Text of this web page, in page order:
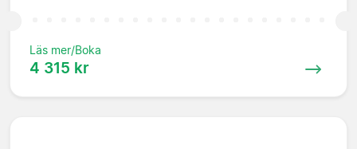
Läs mer/Boka
4 315 kr